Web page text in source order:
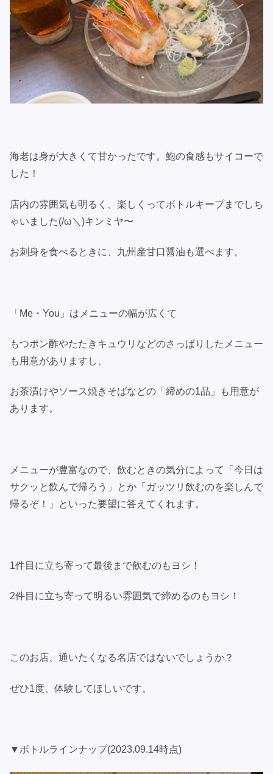
海老は身が大きくて甘かったです。鮑の食感もサイコーで
した！
店内の雰囲気も明るく、楽しくってボトルキープまでしち
ゃいました(/ω＼)キンミヤ〜
お刺身を食べるときに、九州産甘口醤油も選べます。
「Me・You」はメニューの幅が広くて
もつポン酢やたたきキュウリなどのさっぱりしたメニュー
も用意がありますし、
お茶漬けやソース焼きそばなどの「締めの1品」も用意が
あります。
メニューが豊富なので、飲むときの気分によって「今日は
サクッと飲んで帰ろう」とか「ガッツリ飲むのを楽しんで
帰るぞ！」といった要望に答えてくれます。
1件目に立ち寄って最後まで飲むのもヨシ！
2件目に立ち寄って明るい雰囲気で締めるのもヨシ！
このお店、通いたくなる名店ではないでしょうか？
ぜひ1度、体験してほしいです。
▼ボトルラインナップ(2023.09.14時点)